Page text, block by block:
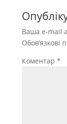
Ваша e-mail
Обов’язкові
Коментар *